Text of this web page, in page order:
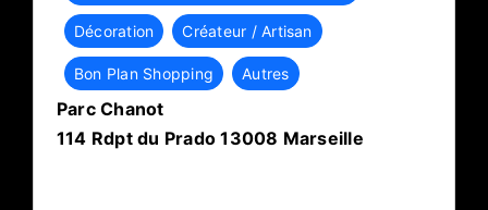
Décoration Créateur / Artisan
Bon Plan Shopping Autres
Parc Chanot
114 Rdpt du Prado 13008 Marseille